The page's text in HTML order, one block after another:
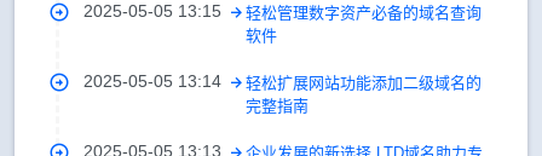
2025-05-05 13:15
轻松管理数字资产必备的域名查询
软件
2025-05-05 13:14
轻松扩展网站功能添加二级域名的
完整指南
2025-05-05 13:13